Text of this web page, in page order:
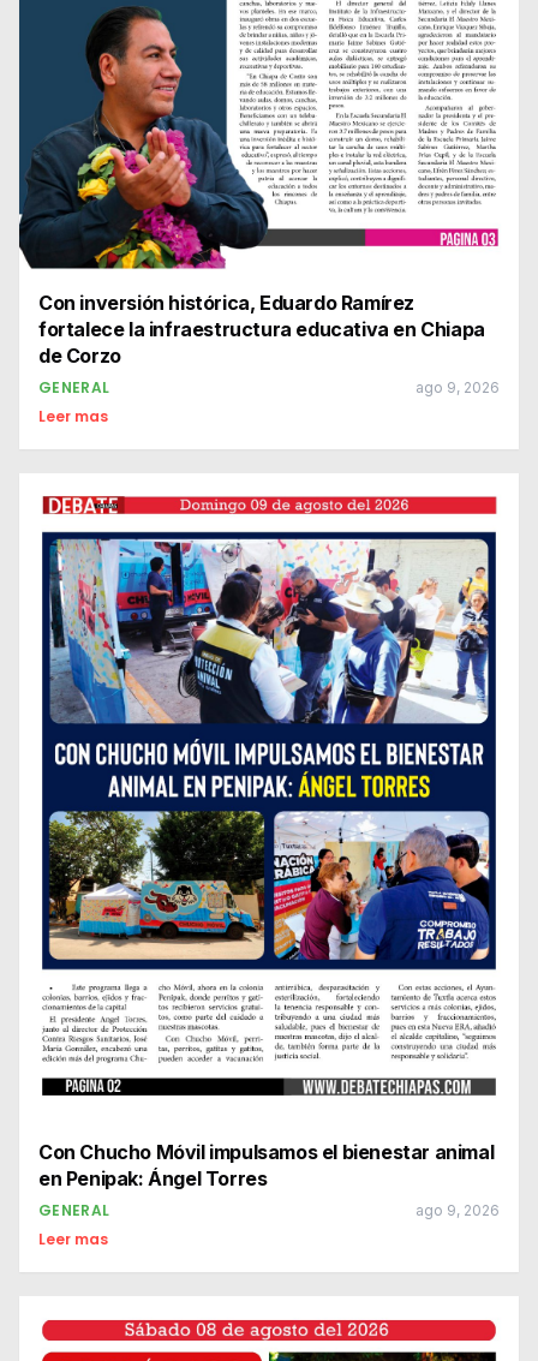
Con inversión histórica, Eduardo Ramírez
fortalece la infraestructura educativa en Chiapa
de Corzo
GENERAL ago 9, 2026
Leer mas
Con Chucho Móvil impulsamos el bienestar animal
en Penipak: Ángel Torres
GENERAL ago 9, 2026
Leer mas